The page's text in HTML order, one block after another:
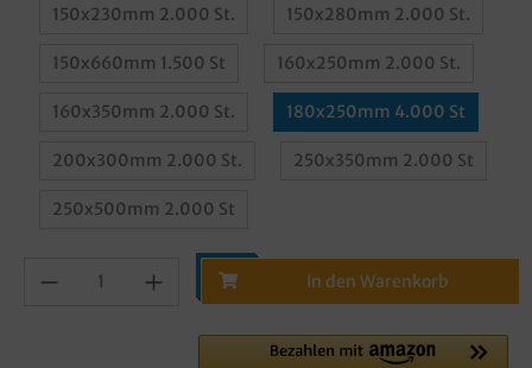
150x230mm 2.000 St.
150x280mm 2.000 St.
150x660mm 1.500 St 160x250mm 2.000 St.
160x350mm 2.000 St. 180x250mm 4.000 St
200x300mm 2.000 St. 250x350mm 2.000 St
250x500mm 2.000 St
In den Warenkorb